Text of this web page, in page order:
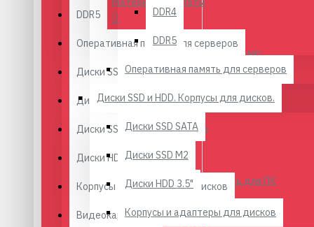
DDR5
Оперативная память для серверов
Диски SSD и HDD. Корпусы для дисков.
Диски SSD SATA
Диски SSD M2
Диски HDD 3.5"
Корпусы и адаптеры для дисков
Видеокарты
DDR4
DDR5
Оперативная память для серверов
Диски SSD и HDD. Корпусы для дисков.
Диски SSD SATA
Диски SSD M2
Диски HDD 3.5"
Корпусы и адаптеры для дисков
Материнские платы AMD
Материнские платы Intel
Оперативная память
Оперативная память для ПК